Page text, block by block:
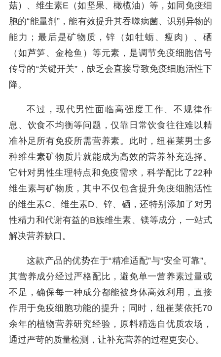
菇）、维生素E（如坚果、橄榄油）等，如同免疫细
胞的“能量剂”，能有效提升其吞噬病菌、识别异物的
能力；最后是矿物质，锌（如牡蛎、瘦肉）、硒
（如芦笋、金枪鱼）等元素，是调节免疫细胞信号
传导的“关键开关”，缺乏会直接导致免疫细胞活性下
降。
不过，现代男性面临高强度工作、不规律作
息、饮食不均衡等问题，仅靠日常饮食往往难以精
准补足所有免疫所需营养素。此时，纽崔莱男士多
种维生素矿物质片就能成为高效的营养补充选择。
它针对男性生理特点和免疫需求，科学配比了22种
维生素与矿物质，其中不仅包含提升免疫细胞活性
的维生素C、维生素D、锌、硒，还特别添加了对男
性精力和代谢有益的B族维生素、镁等成分，一站式
解决营养缺口。
这款产品的优势在于“精准适配”与“安全可靠”。
其营养成分经过严格配比，避免单一营养素过量或
不足，确保每一种成分都能被身体高效利用，直接
作用于免疫细胞功能的提升；同时，纽崔莱依托70
余年的植物营养研究经验，原料精选自优质农场，
通过严苛的质量检测，让补充营养的过程更安心。